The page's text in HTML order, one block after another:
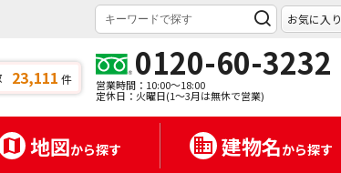
お気に入り
23,111 件 0120-60-3232
営業時間：10:00～18:00
定休日：火曜日(1～3月は無休で営業)
地図から探す 建物名から探す